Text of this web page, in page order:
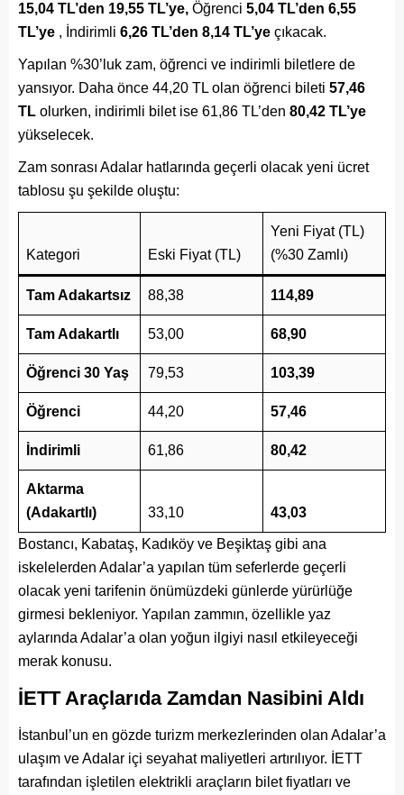
15,04 TL’den 19,55 TL’ye, Öğrenci 5,04 TL’den 6,55
TL’ye , İndirimli 6,26 TL’den 8,14 TL’ye çıkacak.
Yapılan %30’luk zam, öğrenci ve indirimli biletlere de
yansıyor. Daha önce 44,20 TL olan öğrenci bileti 57,46
TL olurken, indirimli bilet ise 61,86 TL’den 80,42 TL’ye
yükselecek.
Zam sonrası Adalar hatlarında geçerli olacak yeni ücret
tablosu şu şekilde oluştu:
Kategori Eski Fiyat (TL)
Yeni Fiyat (TL)
(%30 Zamlı)
Tam Adakartsız 88,38 114,89
Tam Adakartlı 53,00 68,90
Öğrenci 30 Yaş 79,53 103,39
Öğrenci 44,20 57,46
İndirimli 61,86 80,42
Aktarma
(Adakartlı)
33,10 43,03
Bostancı, Kabataş, Kadıköy ve Beşiktaş gibi ana
iskelelerden Adalar’a yapılan tüm seferlerde geçerli
olacak yeni tarifenin önümüzdeki günlerde yürürlüğe
girmesi bekleniyor. Yapılan zammın, özellikle yaz
aylarında Adalar’a olan yoğun ilgiyi nasıl etkileyeceği
merak konusu.
İETT Araçlarıda Zamdan Nasibini Aldı
İstanbul’un en gözde turizm merkezlerinden olan Adalar’a
ulaşım ve Adalar içi seyahat maliyetleri artırılıyor. İETT
tarafından işletilen elektrikli araçların bilet fiyatları ve